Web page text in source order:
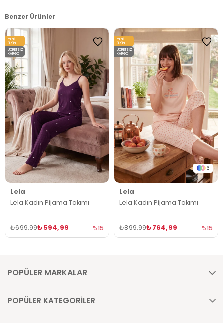
Benzer Ürünler
Lela
Lela Kadın Pijama Takımı
₺594,99
₺699,99 %15
YENI
ÜRÜN
ÜCRETSIZ
KARGO
6
Lela
Lela Kadın Pijama Takımı
₺764,99
₺899,99 %15
YENI
ÜRÜN
ÜCRETSIZ
KARGO
POPÜLER MARKALAR
POPÜLER KATEGORİLER